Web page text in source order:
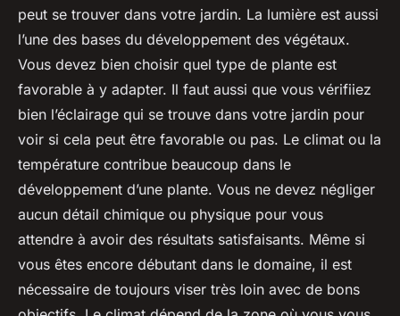
peut se trouver dans votre jardin. La lumière est aussi
l’une des bases du développement des végétaux.
Vous devez bien choisir quel type de plante est
favorable à y adapter. Il faut aussi que vous vérifiiez
bien l’éclairage qui se trouve dans votre jardin pour
voir si cela peut être favorable ou pas. Le climat ou la
température contribue beaucoup dans le
développement d’une plante. Vous ne devez négliger
aucun détail chimique ou physique pour vous
attendre à avoir des résultats satisfaisants. Même si
vous êtes encore débutant dans le domaine, il est
nécessaire de toujours viser très loin avec de bons